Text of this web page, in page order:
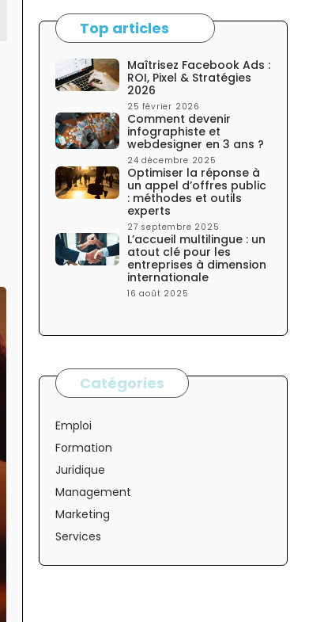
e
l
a
é
r
l
e
Top articles
Maîtrisez Facebook Ads :
ROI, Pixel & Stratégies
2026
25 février 2026
Comment devenir
infographiste et
webdesigner en 3 ans ?
24 décembre 2025
Optimiser la réponse à
un appel d’offres public
: méthodes et outils
experts
27 septembre 2025
L’accueil multilingue : un
atout clé pour les
entreprises à dimension
internationale
16 août 2025
Catégories
Emploi
Formation
Juridique
Management
Marketing
Services